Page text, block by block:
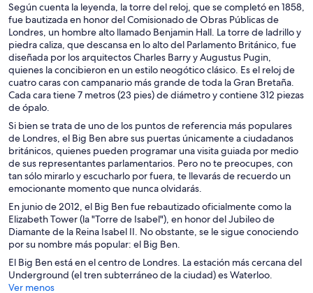
Según cuenta la leyenda, la torre del reloj, que se completó en 1858,
fue bautizada en honor del Comisionado de Obras Públicas de
Londres, un hombre alto llamado Benjamin Hall. La torre de ladrillo y
piedra caliza, que descansa en lo alto del Parlamento Británico, fue
diseñada por los arquitectos Charles Barry y Augustus Pugin,
quienes la concibieron en un estilo neogótico clásico. Es el reloj de
cuatro caras con campanario más grande de toda la Gran Bretaña.
Cada cara tiene 7 metros (23 pies) de diámetro y contiene 312 piezas
de ópalo.
Si bien se trata de uno de los puntos de referencia más populares
de Londres, el Big Ben abre sus puertas únicamente a ciudadanos
británicos, quienes pueden programar una visita guiada por medio
de sus representantes parlamentarios. Pero no te preocupes, con
tan sólo mirarlo y escucharlo por fuera, te llevarás de recuerdo un
emocionante momento que nunca olvidarás.
En junio de 2012, el Big Ben fue rebautizado oficialmente como la
Elizabeth Tower (la "Torre de Isabel"), en honor del Jubileo de
Diamante de la Reina Isabel II. No obstante, se le sigue conociendo
por su nombre más popular: el Big Ben.
El Big Ben está en el centro de Londres. La estación más cercana del
Underground (el tren subterráneo de la ciudad) es Waterloo.
Ver menos